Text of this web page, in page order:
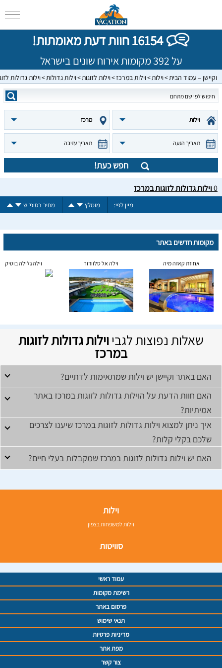
16154 חוות דעת מאומתות!
על 392 מקומות אירוח שונים בישראל
וקיישן – עמוד הבית וילות וילות במרכז וילות לזוגות וילות גדולות וילות גדולות
וילות מרכז
תאריך הגעה תאריך עזיבה
חפש כעת!
0וילות גדולות לזוגות במרכז
מיין לפי: מומלץ מחיר בסופ"ש
מקומות חדשים באתר
אחוזת קאזה מיה וילה אל סלוודור וילה גלילה בוטיק
שאלות נפוצות לגביוילות גדולות לזוגות
במרכז
האם באתר וקיישן יש וילות שמתאימות לדתיים?
האם חוות הדעת על הוילות גדולות לזוגות במרכז באתר
אמיתיות?
איך ניתן למצוא וילות גדולות לזוגות במרכז שיענו לצרכים
שלכם בקלי קלות?
האם יש וילות גדולות לזוגות במרכז שמקבלות בעלי חיים?
וילות
וילות למשפחות בצפון
סוויטות
עמוד ראשי
רשימת מקומות
פרסום באתר
תנאי שימוש
מדיניות פרטיות
מפת אתר
צור קשר